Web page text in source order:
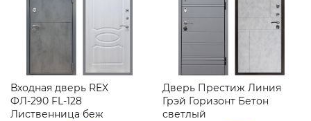
Входная дверь REX
ФЛ-290 FL-128
Лиственница беж
Дверь Престиж Линия
Грэй Горизонт Бетон
светлый